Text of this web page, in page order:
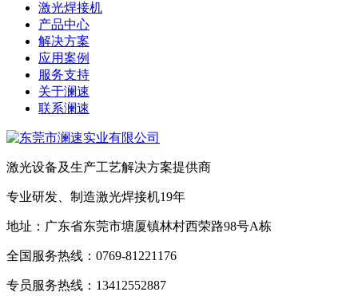
激光焊接机
产品中心
解决方案
应用案例
服务支持
关于澜速
联系澜速
激光设备及生产工艺解决方案提供商
专业研发、制造激光焊接机19年
地址：广东省东莞市塘厦镇林村西荣路98号A栋
全国服务热线：0769-81221176
专员服务热线：13412552887